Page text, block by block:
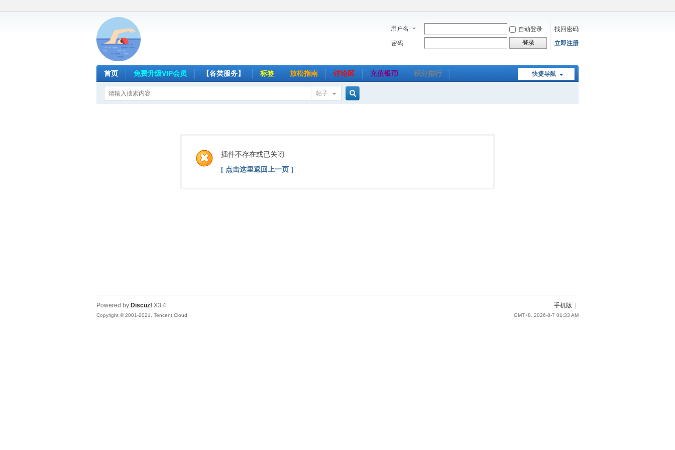
用户名 自动登录
找回密码
密码
登录 立即注册
快捷导航
首页 免费升级VIP会员 【各类服务】 标签 放松指南 讨论区 充值银币 积分排行
帖子
插件不存在或已关闭
[ 点击这里返回上一页 ]
手机版
GMT+8, 2026-8-7 01:33 AM
Powered by Discuz! X3.4
Copyright © 2001-2021, Tencent Cloud.